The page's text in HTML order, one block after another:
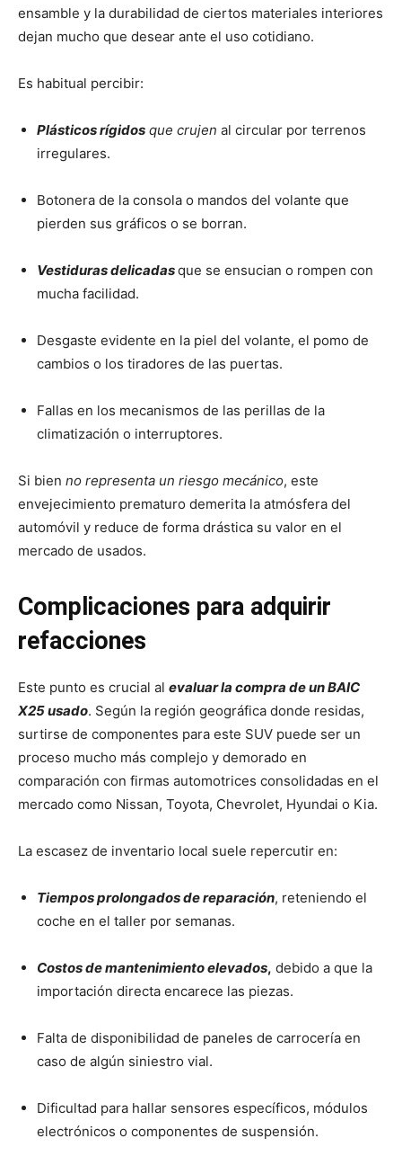
ensamble y la durabilidad de ciertos materiales interiores
dejan mucho que desear ante el uso cotidiano.
Es habitual percibir:
Plásticos rígidos que crujen al circular por terrenos
irregulares.
Botonera de la consola o mandos del volante que
pierden sus gráficos o se borran.
Vestiduras delicadasque se ensucian o rompen con
mucha facilidad.
Desgaste evidente en la piel del volante, el pomo de
cambios o los tiradores de las puertas.
Fallas en los mecanismos de las perillas de la
climatización o interruptores.
Si bien no representa un riesgo mecánico, este
envejecimiento prematuro demerita la atmósfera del
automóvil y reduce de forma drástica su valor en el
mercado de usados.
Complicaciones para adquirir
refacciones
Este punto es crucial al evaluar la compra de un BAIC
X25 usado. Según la región geográfica donde residas,
surtirse de componentes para este SUV puede ser un
proceso mucho más complejo y demorado en
comparación con firmas automotrices consolidadas en el
mercado como Nissan, Toyota, Chevrolet, Hyundai o Kia.
La escasez de inventario local suele repercutir en:
Tiempos prolongados de reparación, reteniendo el
coche en el taller por semanas.
Costos de mantenimiento elevados, debido a que la
importación directa encarece las piezas.
Falta de disponibilidad de paneles de carrocería en
caso de algún siniestro vial.
Dificultad para hallar sensores específicos, módulos
electrónicos o componentes de suspensión.